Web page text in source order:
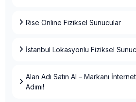
Rise Online Fiziksel Sunucular
İstanbul Lokasyonlu Fiziksel
Alan Adı Satın Al – Markanı
Adımı!